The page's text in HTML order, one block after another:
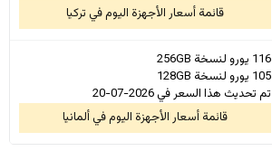
قائمة أسعار الأجهزة اليوم في تركيا
116 يورو لنسخة 256GB
105 يورو لنسخة 128GB
تم تحديث هذا السعر في 2026-07-20
قائمة أسعار الأجهزة اليوم في ألمانيا